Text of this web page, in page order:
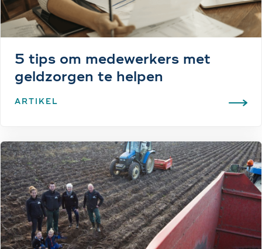
5 tips om medewerkers met
geldzorgen te helpen
ARTIKEL